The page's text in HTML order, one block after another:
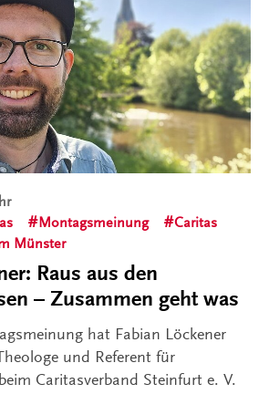
Montagsmeinung
Caritas
Münster
Raus aus den
– Zusammen geht was
hat Fabian Löckener
und Referent für
Caritasverband Steinfurt e. V.